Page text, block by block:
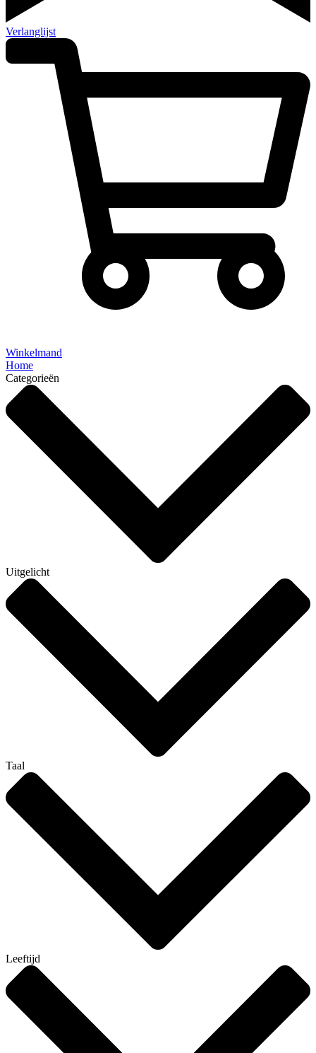
Verlanglijst
Winkelmand
Home
Categorieën
Uitgelicht
Taal
Leeftijd